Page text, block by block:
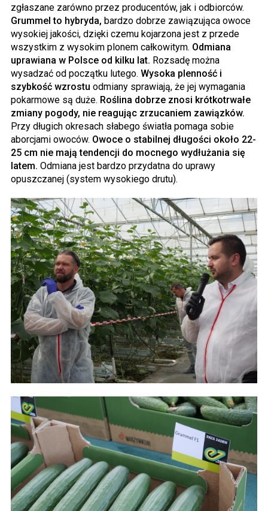
zgłaszane zarówno przez producentów, jak i odbiorców.
Grummel to hybryda, bardzo dobrze zawiązująca owoce
wysokiej jakości, dzięki czemu kojarzona jest z przede
wszystkim z wysokim plonem całkowitym. Odmiana
uprawiana w Polsce od kilku lat. Rozsadę można
wysadzać od początku lutego. Wysoka plenność i
szybkość wzrostu odmiany sprawiają, że jej wymagania
pokarmowe są duże. Roślina dobrze znosi krótkotrwałe
zmiany pogody, nie reagując zrzucaniem zawiązków.
Przy długich okresach słabego światła pomaga sobie
aborcjami owoców. Owoce o stabilnej długości około 22-
25 cm nie mają tendencji do mocnego wydłużania się
latem. Odmiana jest bardzo przydatna do uprawy
opuszczanej (system wysokiego drutu).